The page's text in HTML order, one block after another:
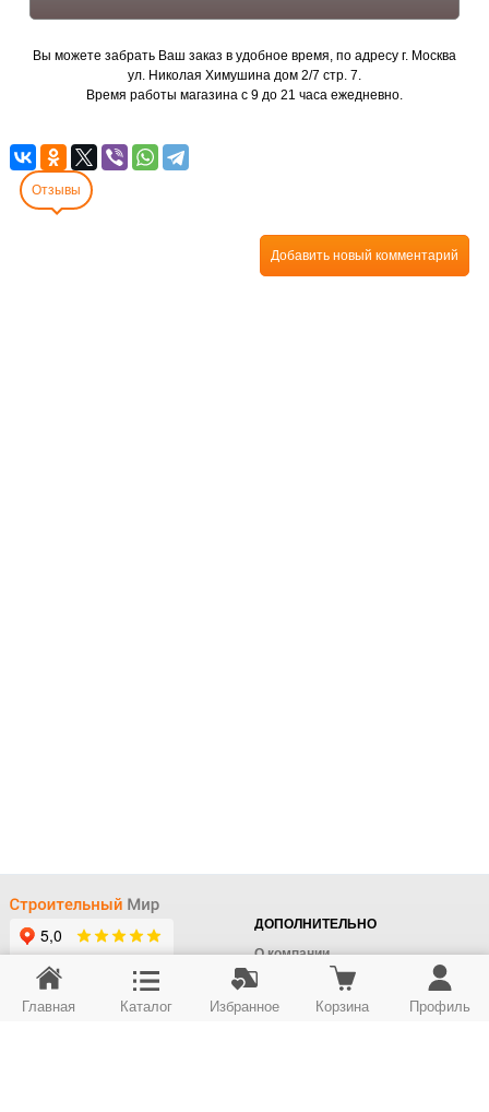
Вы можете забрать Ваш заказ в удобное время, по адресу г. Москва
ул. Николая Химушина дом 2/7 стр. 7.
Время работы магазина с 9 до 21 часа ежедневно.
Отзывы
Добавить новый комментарий
+7 (495) 414-22-76
ДОПОЛНИТЕЛЬНО
О компании
Доставка
Оплата
Главная Каталог Избранное Корзина Профиль